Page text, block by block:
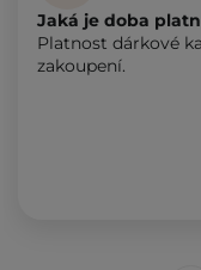
Jaká je doba
Platnost dárkové
zakoupení.